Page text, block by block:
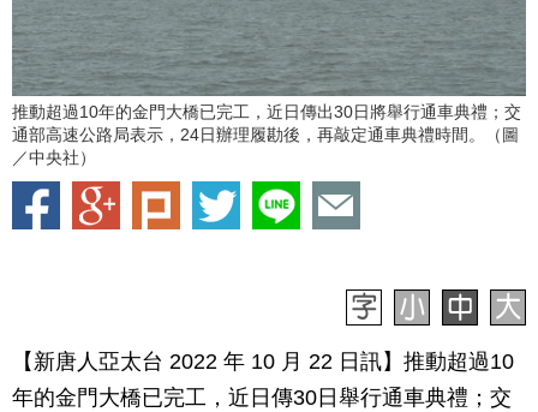
推動超過10年的金門大橋已完工，近日傳出30日將舉行通車典禮；交
通部高速公路局表示，24日辦理履勘後，再敲定通車典禮時間。（圖
／中央社）
【新唐人亞太台 2022 年 10 月 22 日訊】推動超過10
年的金門大橋已完工，近日傳30日舉行通車典禮；交